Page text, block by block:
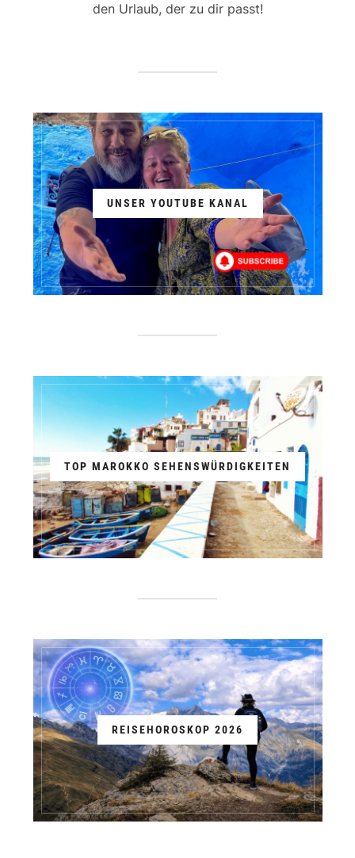
den Urlaub, der zu dir passt!
UNSER YOUTUBE KANAL
TOP MAROKKO SEHENSWÜRDIGKEITEN
REISEHOROSKOP 2026